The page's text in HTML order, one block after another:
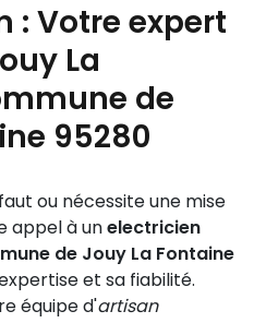
: Votre expert
La
de
95280
ou nécessite une mise
appel à unelectricien
de Jouy La Fontaine
et sa fiabilité.
équipe d'artisan